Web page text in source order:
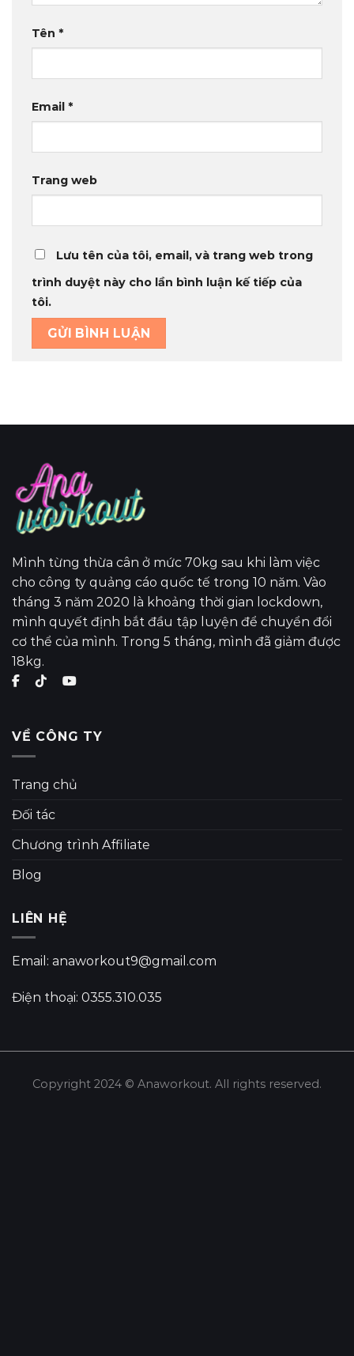
Tên *
Email *
Trang web
Lưu tên của tôi, email, và trang web trong
trình duyệt này cho lần bình luận kế tiếp của
tôi.
Mình từng thừa cân ở mức 70kg sau khi làm việc
cho công ty quảng cáo quốc tế trong 10 năm. Vào
tháng 3 năm 2020 là khoảng thời gian lockdown,
mình quyết định bắt đầu tập luyện để chuyển đổi
cơ thể của mình. Trong 5 tháng, mình đã giảm được
18kg.
VỀ CÔNG TY
Trang chủ
Đối tác
Chương trình Affiliate
Blog
LIÊN HỆ
Email: anaworkout9@gmail.com
Điện thoại: 0355.310.035
Copyright 2024 © Anaworkout. All rights reserved.